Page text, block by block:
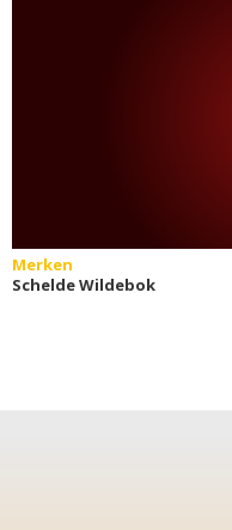
Merken
Schelde Wildebok